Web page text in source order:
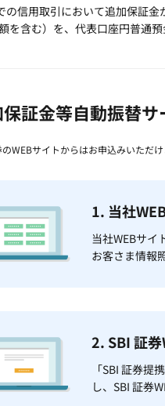
の信用取引において追加保証
を含む）を、代表口座円普通
証金等自動振替
WEBサイトからはお申込みいただけ
1. 当社
当社WEBサイ
お客さま情報
2. SBI 証
「SBI 証券
し、SBI 証券